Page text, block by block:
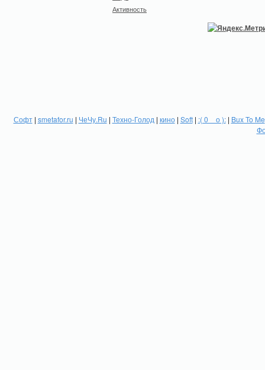
Активность
Софт| smetafor.ru | ЧеЧу.Ru | Техно-Голод | кино| Soft| :( 0 _ о ):| Bux To Me